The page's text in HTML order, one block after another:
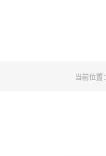
当前位置：